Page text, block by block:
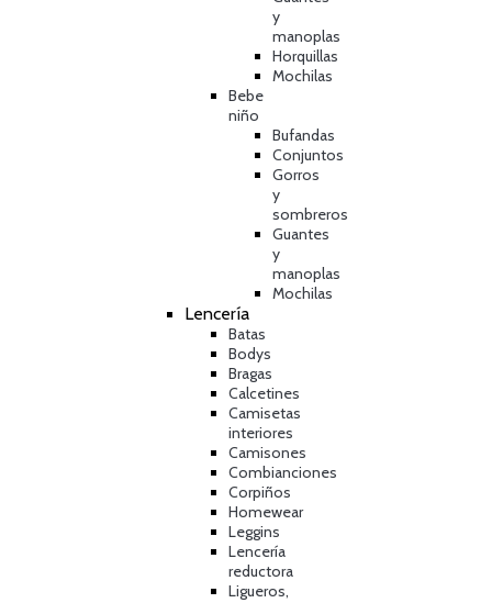
y
manoplas
Horquillas
Mochilas
Bebe
niño
Bufandas
Conjuntos
Gorros
y
sombreros
Guantes
y
manoplas
Mochilas
Lencería
Batas
Bodys
Bragas
Calcetines
Camisetas
interiores
Camisones
Combianciones
Corpiños
Homewear
Leggins
Lencería
reductora
Ligueros,